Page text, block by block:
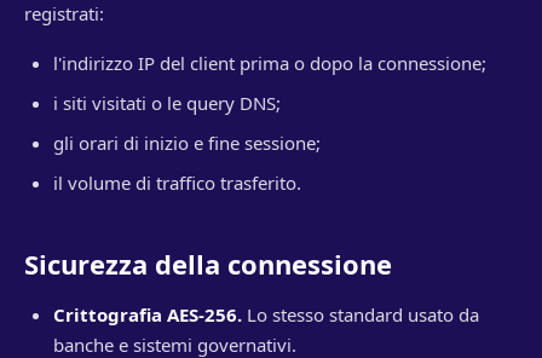
registrati:
l'indirizzo IP del client prima o dopo la connessione;
i siti visitati o le query DNS;
gli orari di inizio e fine sessione;
il volume di traffico trasferito.
Sicurezza della connessione
Crittografia AES-256. Lo stesso standard usato da
banche e sistemi governativi.